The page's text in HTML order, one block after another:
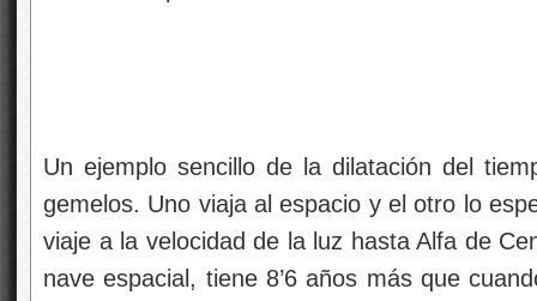
Un ejemplo sencillo de la dilatación del
gemelos. Uno viaja al espacio y el otro lo
viaje a la velocidad de la luz hasta Alfa de
nave espacial, tiene 8’6 años más que